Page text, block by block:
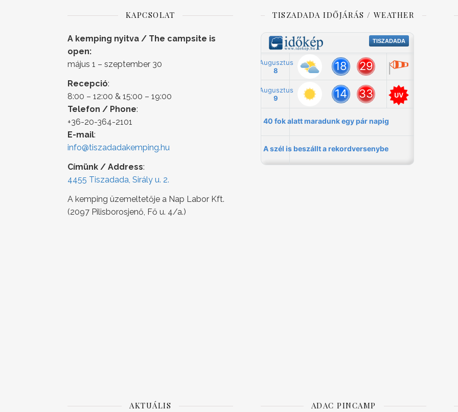
KAPCSOLAT
A kemping nyitva / The campsite is
open:
május 1 – szeptember 30
Recepció:
8:00 – 12:00 & 15:00 – 19:00
Telefon / Phone:
+36-20-364-2101
E-mail:
info@tiszadadakemping.hu
Címünk / Address:
4455 Tiszadada, Sirály u. 2.
A kemping üzemeltetője a Nap Labor Kft.
(2097 Pilisborosjenő, Fő u. 4/a.)
TISZADADA IDŐJÁRÁS / WEATHER
AKTUÁLIS ADAC PINCAMP